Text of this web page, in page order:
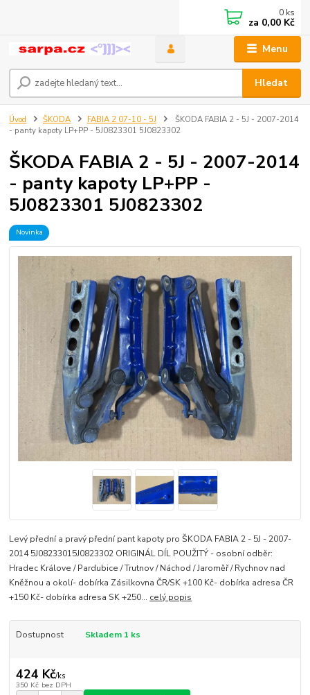
Menu
Hledat
0 ks
za 0,00 Kč
Úvod ŠKODA FABIA 2 07-10 - 5J
ŠKODA FABIA 2 - 5J - 2007-2014
- panty kapoty LP+PP - 5J0823301 5J0823302
ŠKODA FABIA 2 - 5J - 2007-2014
- panty kapoty LP+PP -
5J0823301 5J0823302
Novinka
Levý přední a pravý přední pant kapoty pro ŠKODA FABIA 2 - 5J - 2007-
2014 5J08233015J0823302 ORIGINÁL DÍL POUŽITÝ - osobní odběr:
Hradec Králove / Pardubice / Trutnov / Náchod / Jaroměř / Rychnov nad
Kněžnou a okolí- dobírka Zásilkovna ČR/SK +100 Kč- dobírka adresa ČR
+150 Kč- dobírka adresa SK +250... celý popis
Dostupnost Skladem 1 ks
424 Kč/ks
350 Kč bez DPH